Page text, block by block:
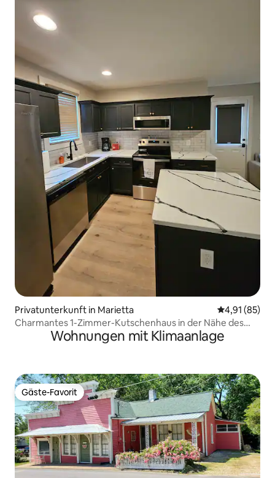
Privatunterkunft in Marietta
4,91 (85)
Charmantes 1-Zimmer-Kutschenhaus in der Nähe des
Marietta Square
Wohnungen mit Klimaanlage
Gäste-Favorit
Gäste-Favorit